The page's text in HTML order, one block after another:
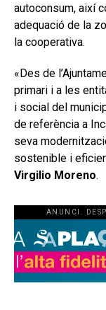
autoconsum, així
adequació de la
la cooperativa.
«Des de
primari i a les
i social del
de referència a
seva
sostenible i
Virgilio Moreno.
ANUNCI.